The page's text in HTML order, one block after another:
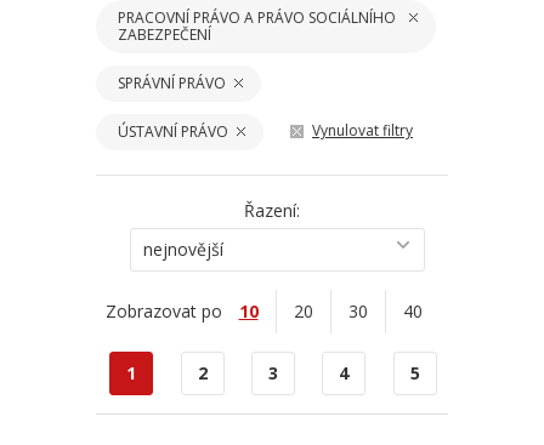
PRACOVNÍ PRÁVO A PRÁVO SOCIÁLNÍHO
ZABEZPEČENÍ
SPRÁVNÍ PRÁVO
ÚSTAVNÍ PRÁVO Vynulovat filtry
Řazení:
nejnovější
Zobrazovat po 10 20 30 40
1 2 3 4 5